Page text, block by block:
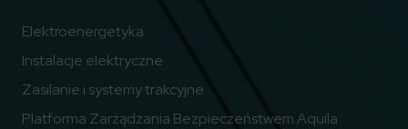
Elektroenergetyka
Instalacje elektryczne
Zasilanie i systemy trakcyjne
Platforma Zarządzania Bezpieczeństwem Aquila